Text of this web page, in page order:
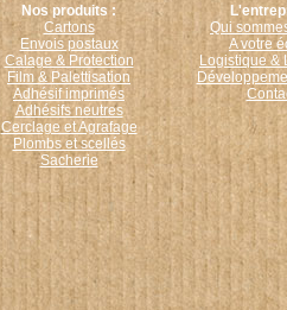
Nos produits :
Cartons
Envois postaux
Calage & Protection
Film & Palettisation
Adhésif imprimés
Adhésifs neutres
Cerclage et Agrafage
Plombs et scellés
Sacherie
Qui
A votre
Logistique &